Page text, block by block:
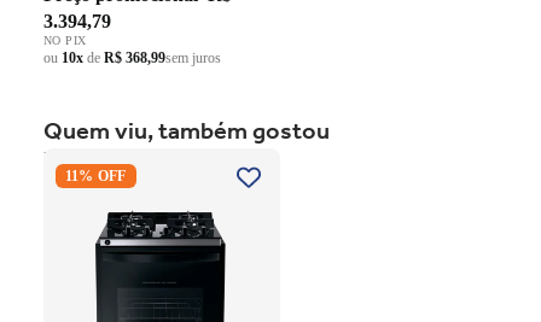
3.394,79
NO PIX
ou 10x de R$ 368,99sem juros
Quem viu, também gostou
Fogão 4 Bocas Brastemp de
Embutir BYO4XAE Mesa
Fundido Dupla Chama Preto
11% OFF